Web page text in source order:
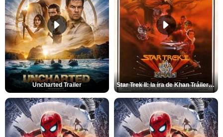
Uncharted Trailer Star Trek II: la ira de Khan Tráiler VO